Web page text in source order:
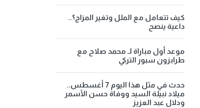
كيف تتعامل مع الملل وتغير المزاج؟..
داعية ينصح
موعد أول مباراة لـ محمد صلاح مع
طرابزون سبور التركي
حدث في مثل هذا اليوم 7 أغسطس..
ميلاد نبيلة السيد ووفاة حسن الأسمر
ودلال عبد العزيز